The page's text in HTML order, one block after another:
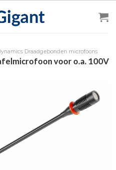
Draadgebonden microfoons
voor o.a. 100V